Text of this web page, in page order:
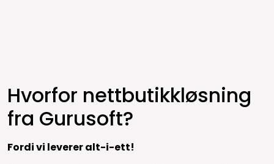
Hvorfor nettbutikkløsning
fra Gurusoft?
Fordi vi leverer alt-i-ett!